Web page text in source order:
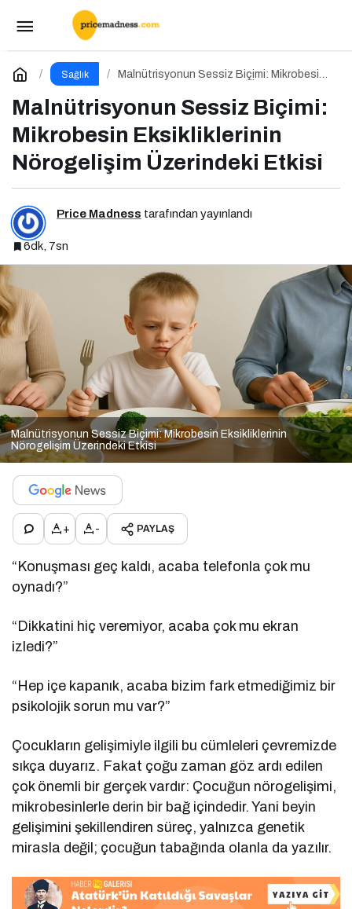
Sağlık
Malnütrisyonun Sessiz Biçimi: Mikrobesin
Malnütrisyonun Sessiz Biçimi:
Mikrobesin Eksikliklerinin
Nörogelişim Üzerindeki Etkisi
Price Madness tarafından yayınlandı
6dk, 7sn
Malnütrisyonun Sessiz Biçimi: Mikrobesin Eksikliklerinin
Nörogelişim Üzerindeki Etkisi
+ - PAYLAŞ
“Konuşması geç kaldı, acaba telefonla çok mu
oynadı?”
“Dikkatini hiç veremiyor, acaba çok mu ekran
izledi?”
“Hep içe kapanık, acaba bizim fark etmediğimiz bir
psikolojik sorun mu var?”
Çocukların gelişimiyle ilgili bu cümleleri çevremizde
sıkça duyarız. Fakat çoğu zaman göz ardı edilen
çok önemli bir gerçek vardır: Çocuğun nörogelişimi,
mikrobesinlerle derin bir bağ içindedir. Yani beyin
gelişimini şekillendiren süreç, yalnızca genetik
mirasla değil; çocuğun tabağında olanla da yazılır.
Çocuklarda Kabızlık: Lif Eksikliği Bağırsakları
Nasıl Yavaşlatır?
Yorum Yap